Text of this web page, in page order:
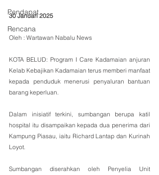
Pendapat
Rencana
30 Januari 2025
Oleh : Wartawan Nabalu News
KOTA BELUD: Program I Care Kadamaian anjuran
Kelab Kebajikan Kadamaian terus memberi manfaat
kepada penduduk menerusi penyaluran bantuan
barang keperluan.
Dalam inisiatif terkini, sumbangan berupa katil
hospital itu disampaikan kepada dua penerima dari
Kampung Piasau, iaitu Richard Lantap dan Kurinah
Loyot.
Sumbangan diserahkan oleh Penyelia Unit